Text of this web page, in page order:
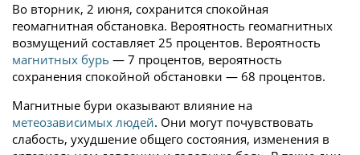
Во вторник, 2 июня, сохранится спокойная
геомагнитная обстановка. Вероятность геомагнитных
возмущений составляет 25 процентов. Вероятность
магнитных бурь — 7 процентов, вероятность
сохранения спокойной обстановки — 68 процентов.
Магнитные бури оказывают влияние на
метеозависимых людей. Они могут почувствовать
слабость, ухудшение общего состояния, изменения в